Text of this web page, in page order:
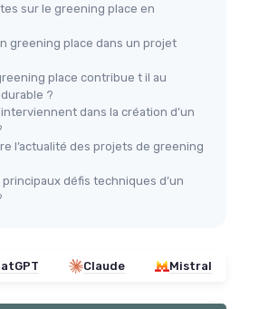
sur le greening place en
greening place dans un projet
place contribue t il au
?
dans la création d’un
l’actualité des projets de greening
défis techniques d’un
Claude Mistral